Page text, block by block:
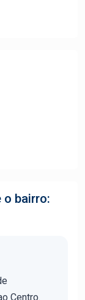
o bairro:
Centro.